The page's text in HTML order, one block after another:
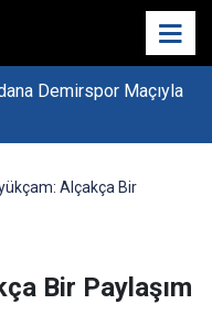
Demirspor Maçıyla
Alçakça Bir
Bir Paylaşım